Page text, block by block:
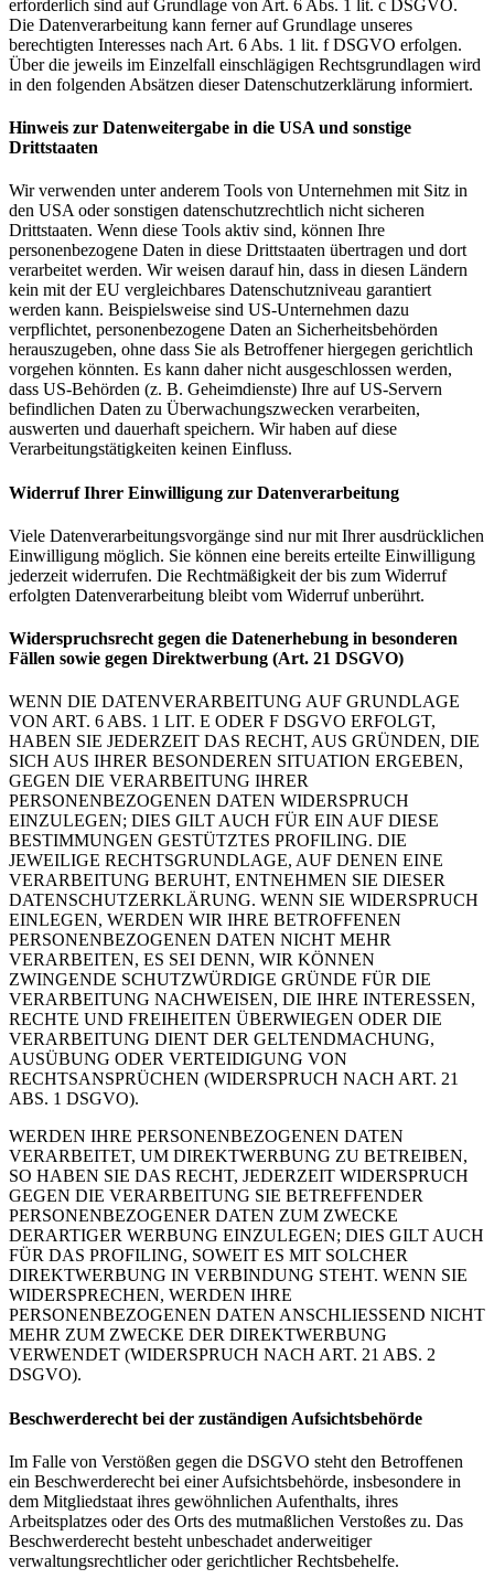
erforderlich sind auf Grundlage von Art. 6 Abs. 1 lit. c DSGVO.
Die Datenverarbeitung kann ferner auf Grundlage unseres
berechtigten Interesses nach Art. 6 Abs. 1 lit. f DSGVO erfolgen.
Über die jeweils im Einzelfall einschlägigen Rechtsgrundlagen wird
in den folgenden Absätzen dieser Datenschutzerklärung informiert.
Hinweis zur Datenweitergabe in die USA und sonstige
Drittstaaten
Wir verwenden unter anderem Tools von Unternehmen mit Sitz in
den USA oder sonstigen datenschutzrechtlich nicht sicheren
Drittstaaten. Wenn diese Tools aktiv sind, können Ihre
personenbezogene Daten in diese Drittstaaten übertragen und dort
verarbeitet werden. Wir weisen darauf hin, dass in diesen Ländern
kein mit der EU vergleichbares Datenschutzniveau garantiert
werden kann. Beispielsweise sind US-Unternehmen dazu
verpflichtet, personenbezogene Daten an Sicherheitsbehörden
herauszugeben, ohne dass Sie als Betroffener hiergegen gerichtlich
vorgehen könnten. Es kann daher nicht ausgeschlossen werden,
dass US-Behörden (z. B. Geheimdienste) Ihre auf US-Servern
befindlichen Daten zu Überwachungszwecken verarbeiten,
auswerten und dauerhaft speichern. Wir haben auf diese
Verarbeitungstätigkeiten keinen Einfluss.
Widerruf Ihrer Einwilligung zur Datenverarbeitung
Viele Datenverarbeitungsvorgänge sind nur mit Ihrer ausdrücklichen
Einwilligung möglich. Sie können eine bereits erteilte Einwilligung
jederzeit widerrufen. Die Rechtmäßigkeit der bis zum Widerruf
erfolgten Datenverarbeitung bleibt vom Widerruf unberührt.
Widerspruchsrecht gegen die Datenerhebung in besonderen
Fällen sowie gegen Direktwerbung (Art. 21 DSGVO)
WENN DIE DATENVERARBEITUNG AUF GRUNDLAGE
VON ART. 6 ABS. 1 LIT. E ODER F DSGVO ERFOLGT,
HABEN SIE JEDERZEIT DAS RECHT, AUS GRÜNDEN, DIE
SICH AUS IHRER BESONDEREN SITUATION ERGEBEN,
GEGEN DIE VERARBEITUNG IHRER
PERSONENBEZOGENEN DATEN WIDERSPRUCH
EINZULEGEN; DIES GILT AUCH FÜR EIN AUF DIESE
BESTIMMUNGEN GESTÜTZTES PROFILING. DIE
JEWEILIGE RECHTSGRUNDLAGE, AUF DENEN EINE
VERARBEITUNG BERUHT, ENTNEHMEN SIE DIESER
DATENSCHUTZERKLÄRUNG. WENN SIE WIDERSPRUCH
EINLEGEN, WERDEN WIR IHRE BETROFFENEN
PERSONENBEZOGENEN DATEN NICHT MEHR
VERARBEITEN, ES SEI DENN, WIR KÖNNEN
ZWINGENDE SCHUTZWÜRDIGE GRÜNDE FÜR DIE
VERARBEITUNG NACHWEISEN, DIE IHRE INTERESSEN,
RECHTE UND FREIHEITEN ÜBERWIEGEN ODER DIE
VERARBEITUNG DIENT DER GELTENDMACHUNG,
AUSÜBUNG ODER VERTEIDIGUNG VON
RECHTSANSPRÜCHEN (WIDERSPRUCH NACH ART. 21
ABS. 1 DSGVO).
WERDEN IHRE PERSONENBEZOGENEN DATEN
VERARBEITET, UM DIREKTWERBUNG ZU BETREIBEN,
SO HABEN SIE DAS RECHT, JEDERZEIT WIDERSPRUCH
GEGEN DIE VERARBEITUNG SIE BETREFFENDER
PERSONENBEZOGENER DATEN ZUM ZWECKE
DERARTIGER WERBUNG EINZULEGEN; DIES GILT AUCH
FÜR DAS PROFILING, SOWEIT ES MIT SOLCHER
DIREKTWERBUNG IN VERBINDUNG STEHT. WENN SIE
WIDERSPRECHEN, WERDEN IHRE
PERSONENBEZOGENEN DATEN ANSCHLIESSEND NICHT
MEHR ZUM ZWECKE DER DIREKTWERBUNG
VERWENDET (WIDERSPRUCH NACH ART. 21 ABS. 2
DSGVO).
Beschwerde­recht bei der zuständigen Aufsichts­behörde
Im Falle von Verstößen gegen die DSGVO steht den Betroffenen
ein Beschwerderecht bei einer Aufsichtsbehörde, insbesondere in
dem Mitgliedstaat ihres gewöhnlichen Aufenthalts, ihres
Arbeitsplatzes oder des Orts des mutmaßlichen Verstoßes zu. Das
Beschwerderecht besteht unbeschadet anderweitiger
verwaltungsrechtlicher oder gerichtlicher Rechtsbehelfe.